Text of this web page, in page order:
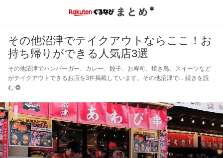
その他沼津でテイクアウトならここ！お
持ち帰りができる人気店3選
その他沼津でハンバーガー、カレー、餃子、お寿司、焼き鳥、スイーツなど
がテイクアウトできるお店を3件掲載しています。その他沼津で
続きを読
む